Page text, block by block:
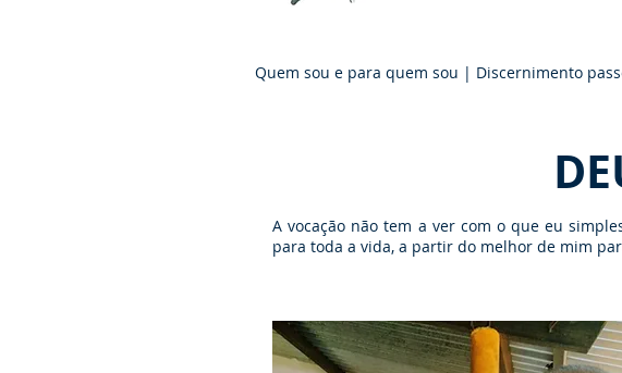
Quem sou e para quem sou | Discernimento
A vocação não tem a ver com o que eu
para toda a vida, a partir do melhor de mim